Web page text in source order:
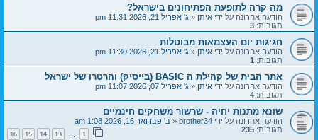
מה קרה לתופעת הפתיחונים בישראל?
הודעה אחרונה על ידי איתן«ג' אפריל 21, 2026 11:31 pm
תגובות: 3
חגיגות יום העצמאות מבוטלות
הודעה אחרונה על ידי איתן«ג' אפריל 21, 2026 11:30 pm
תגובות: 1
אתר הבית של קהילת ה BASIC (בייסיק) והרטרו של ישראל
הודעה אחרונה על ידי איתן«ג' אפריל 07, 2026 11:07 pm
תגובות: 4
שונא מתנות יחיה - שרשור משחקים חינמיים
הודעה אחרונה על ידי brother34
«ב' פברואר 16, 2026 1:08 am
תגובות: 235
13
14
15
16